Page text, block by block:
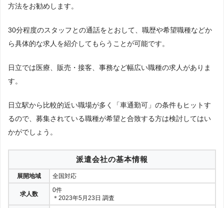
方法をお勧めします。
30分程度のスタッフとの通話をとおして、職歴や希望職種などか
ら具体的な求人を紹介してもらうことが可能です。
日立では医療、販売・接客、事務など幅広い職種の求人がありま
す。
日立駅から比較的近い職場が多く「車通勤可」の条件もヒットす
るので、募集されている職種が希望と合致する方は検討してはい
かがでしょう。
派遣会社の基本情報
展開地域 全国対応
求人数
0件
＊2023年5月23日 調査